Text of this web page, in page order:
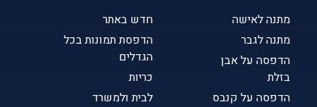
מתנה לאישה
מתנה לגבר
הדפסה על אבן
בזלת
הדפסה על קנבס
חדש באתר
הדפסת תמונות בכל
הגדלים
כריות
לבית ולמשרד